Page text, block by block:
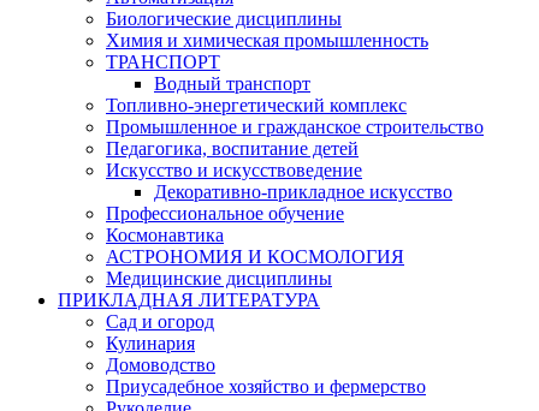
Биологические дисциплины
Химия и химическая промышленность
ТРАНСПОРТ
Водный транспорт
Топливно-энергетический комплекс
Промышленное и гражданское строительство
Педагогика, воспитание детей
Искусство и искусствоведение
Декоративно-прикладное искусство
Профессиональное обучение
Космонавтика
АСТРОНОМИЯ И КОСМОЛОГИЯ
Медицинские дисциплины
ПРИКЛАДНАЯ ЛИТЕРАТУРА
Сад и огород
Кулинария
Домоводство
Приусадебное хозяйство и фермерство